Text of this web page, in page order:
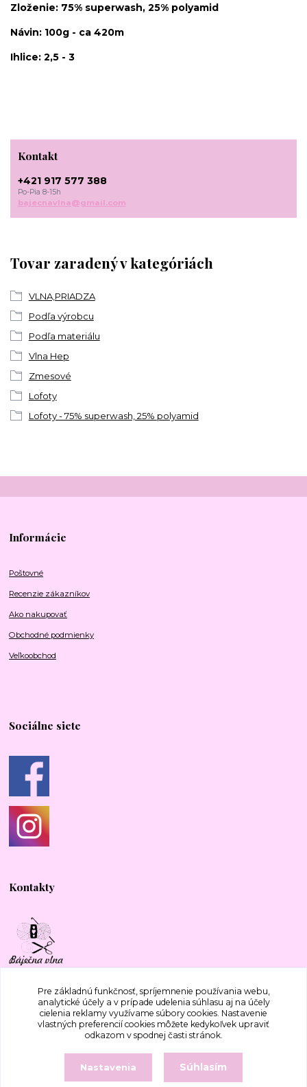
Zloženie: 75% superwash, 25% polyamid
Návin: 100g - ca 420m
Ihlice: 2,5 - 3
Tovar zaradený v kategóriách
VLNA,PRIADZA
Podľa výrobcu
Podľa materiálu
Vlna Hep
Zmesové
Lofoty
Lofoty - 75% superwash, 25% polyamid
Kontakt
+421 917 577 388
Po-Pia 8-15h
bajecnavlna@gmail.com
Informácie
Poštovné
Recenzie zákazníkov
Ako nakupovať
Obchodné podmienky
Veľkoobchod
Sociálne siete
Kontakty
+421 917 577 388
bajecnavlna@gmail.com
Pre základnú funkčnosť, spríjemnenie používania webu,
analytické účely a v prípade udelenia súhlasu aj na účely
cielenia reklamy využívame súbory cookies. Nastavenie
vlastných preferencií cookies môžete kedykoľvek upraviť
odkazom v spodnej časti stránok.
Nastavenia Súhlasím